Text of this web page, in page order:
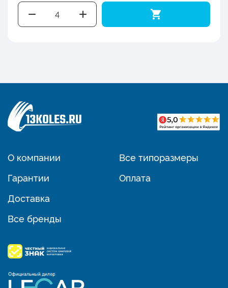
О компании
Гарантии
Доставка
Все бренды
Все типоразмеры
Оплата